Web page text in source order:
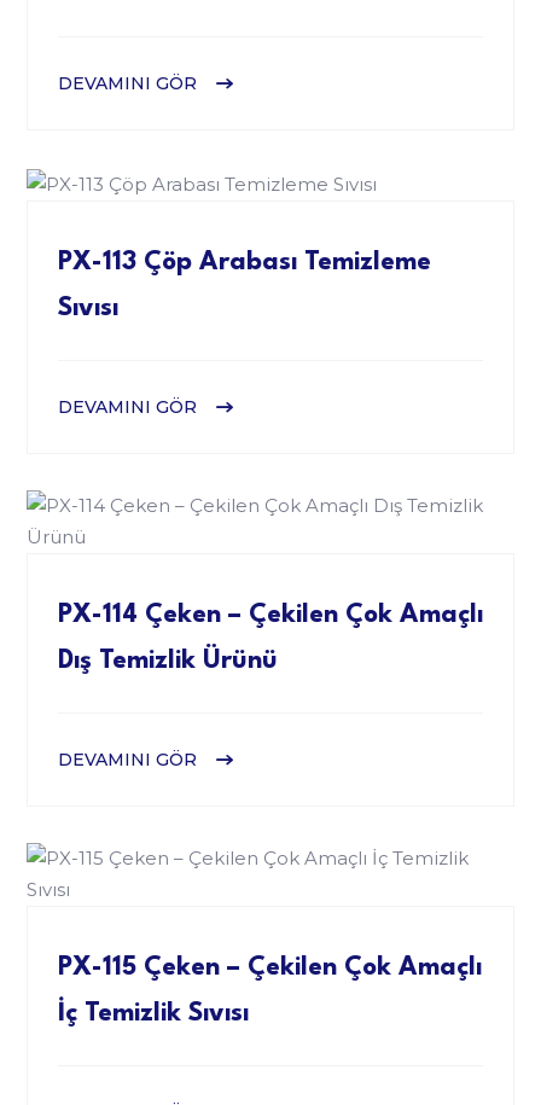
DEVAMINI GÖR
PX-113 Çöp Arabası Temizleme
Sıvısı
DEVAMINI GÖR
PX-114 Çeken – Çekilen Çok Amaçlı
Dış Temizlik Ürünü
DEVAMINI GÖR
PX-115 Çeken – Çekilen Çok Amaçlı
İç Temizlik Sıvısı